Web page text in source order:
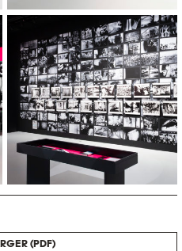
Daido Moriyama © Eloïse Genoud
/ Photo Elysée / Plateforme 10
(PDF)